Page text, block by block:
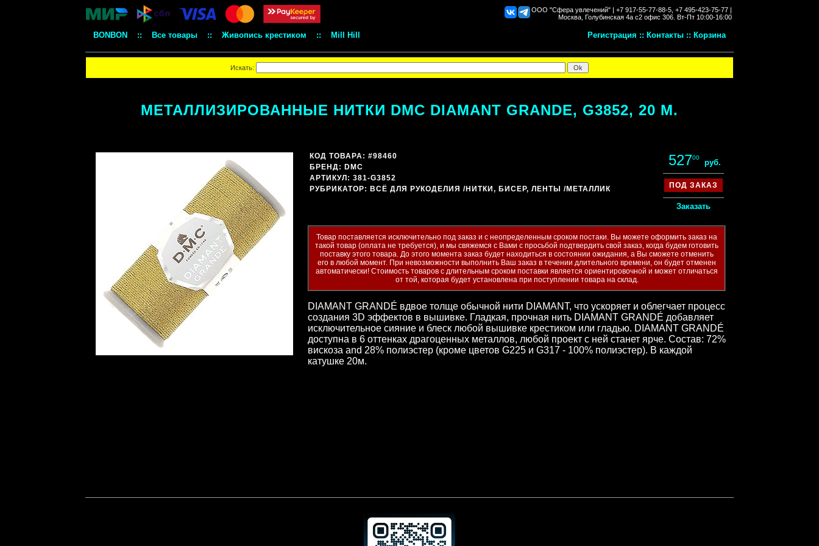
ООО "Сфера увлечений" | +7 917-55-77-88-5, +7 495-423-75-77 |
Москва, Голубинская 4а с2 офис 306. Вт-Пт 10:00-16:00
BONBON :: Все товары :: Живопись крестиком :: Mill Hill Регистрация :: Контакты :: Корзина
Искать:
МЕТАЛЛИЗИРОВАННЫЕ НИТКИ DMC DIAMANT GRANDE, G3852, 20 М.
52700
руб.
ПОД ЗАКАЗ
Заказать
КОД ТОВАРА: #98460
БРЕНД: DMC
АРТИКУЛ: 381-G3852
РУБРИКАТОР: ВСЁ ДЛЯ РУКОДЕЛИЯ /НИТКИ, БИСЕР, ЛЕНТЫ /МЕТАЛЛИК
Товар поставляется исключительно под заказ и с неопределенным сроком постаки. Вы можете оформить заказ на
такой товар (оплата не требуется), и мы свяжемся с Вами с просьбой подтвердить свой заказ, когда будем готовить
поставку этого товара. До этого момента заказ будет находиться в состоянии ожидания, а Вы сможете отменить
его в любой момент. При невозможности выполнить Ваш заказ в течении длительного времени, он будет отменен
автоматически! Стоимость товаров с длительным сроком поставки является ориентировочной и может отличаться
от той, которая будет установлена при поступлении товара на склад.
DIAMANT GRANDÉ вдвое толще обычной нити DIAMANT, что ускоряет и облегчает процесс
создания 3D эффектов в вышивке. Гладкая, прочная нить DIAMANT GRANDÉ добавляет
исключительное сияние и блеск любой вышивке крестиком или гладью. DIAMANT GRANDÉ
доступна в 6 оттенках драгоценных металлов, любой проект с ней станет ярче. Состав: 72%
вискоза and 28% полиэстер (кроме цветов G225 и G317 - 100% полиэстер). В каждой
катушке 20м.